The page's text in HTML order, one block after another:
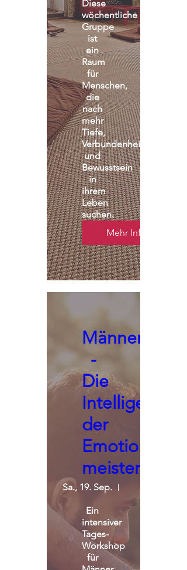
Di., 01. Sep. Seminarraum
Diese
wöchentliche
Gruppe
ist
ein
Raum
für
Menschen,
die
nach
mehr
Tiefe,
Verbundenheit
und
Bewusstsein
in
ihrem
suchen.
Mehr Infos
-
Die
Intelligenz
der
Emotionen
meistern
Sa., 19. Sep. St. Michael
Ein
intensiver
Tages-